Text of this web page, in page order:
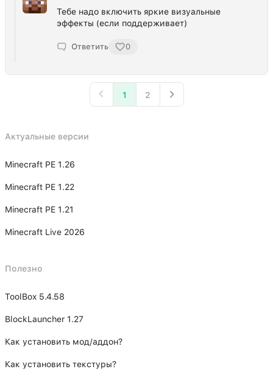
Тебе надо включить яркие визуальные
эффекты (если поддерживает)
Ответить 0
1 2
Актуальные версии
Minecraft PE 1.26
Minecraft PE 1.22
Minecraft PE 1.21
Minecraft Live 2026
Полезно
ToolBox 5.4.58
BlockLauncher 1.27
Как установить мод/аддон?
Как установить текстуры?